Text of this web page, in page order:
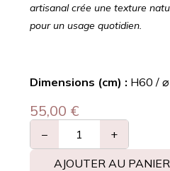
artisanal crée une texture
pour un usage quotidien.
Dimensions (cm) : H60 /
55,00 €
− +
AJOUTER AU PANIER